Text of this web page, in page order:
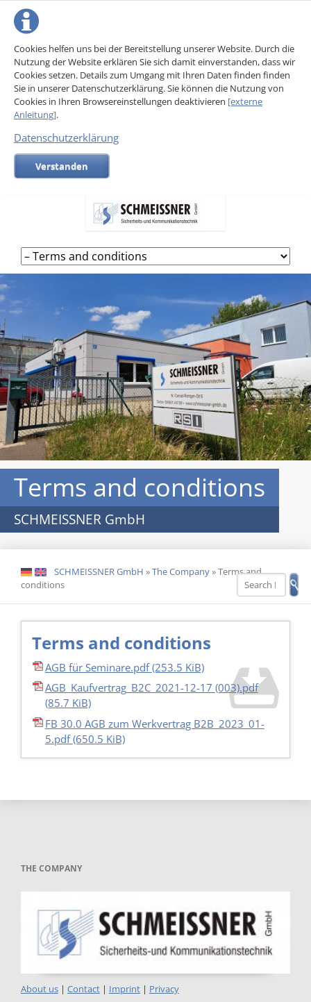
Cookies helfen uns bei der Bereitstellung unserer Website. Durch die
Nutzung der Website erklären Sie sich damit einverstanden, dass wir
Cookies setzen. Details zum Umgang mit Ihren Daten finden finden
Sie in unserer Datenschutzerklärung. Sie können die Nutzung von
Cookies in Ihren Browsereinstellungen deaktivieren [externe
Anleitung].
Datenschutzerklärung
Verstanden
navigation
Terms and conditions
SCHMEISSNER GmbH
DE EN SCHMEISSNER GmbH »The Company»Terms and
conditions
Terms and conditions
AGB für Seminare.pdf(253.5 KiB)
AGB_Kaufvertrag_B2C_2021-12-17 (003).pdf
(85.7 KiB)
FB 30.0 AGB zum Werkvertrag B2B_2023_01-
5.pdf(650.5 KiB)
THE COMPANY
About us| Contact| Imprint| Privacy